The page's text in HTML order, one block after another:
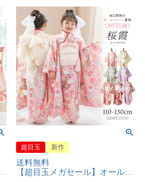
超目玉 新作
送料無料
【超目玉メガセール】オールインワン着物《桜霞》 着物ワンピース 背中ファスナー かんたん着付け 七五三 和装 リボン 花柄チュール ピンク 赤 白 紫 緑 和柄 古典柄 女の子 キッズ お正月 写真撮影 お参り キャサリンコテージ TAK